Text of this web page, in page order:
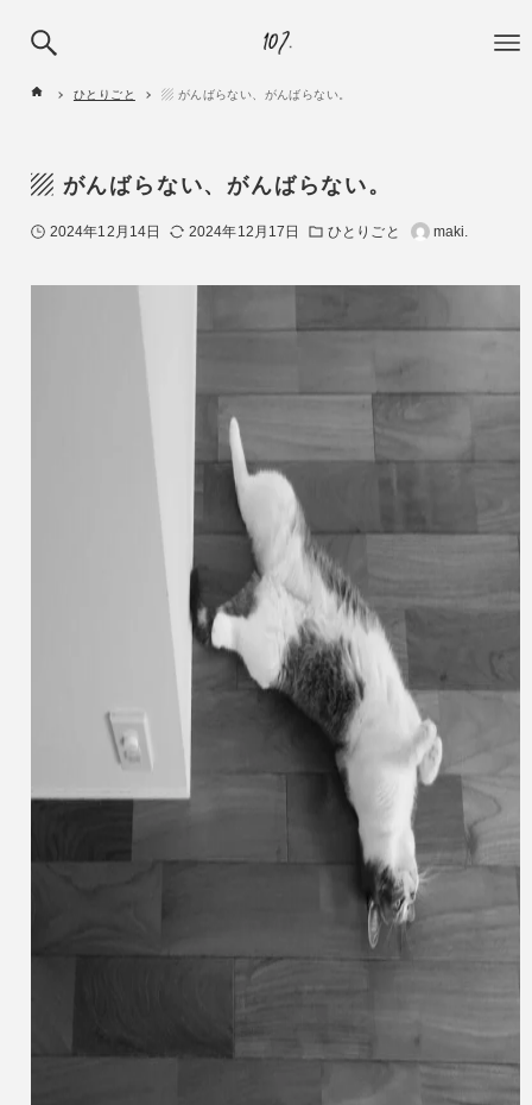
ひとりごと ▨ がんばらない、がんばらない。
▨ がんばらない、がんばらない。
2024年12月14日 2024年12月17日 ひとりごと maki.